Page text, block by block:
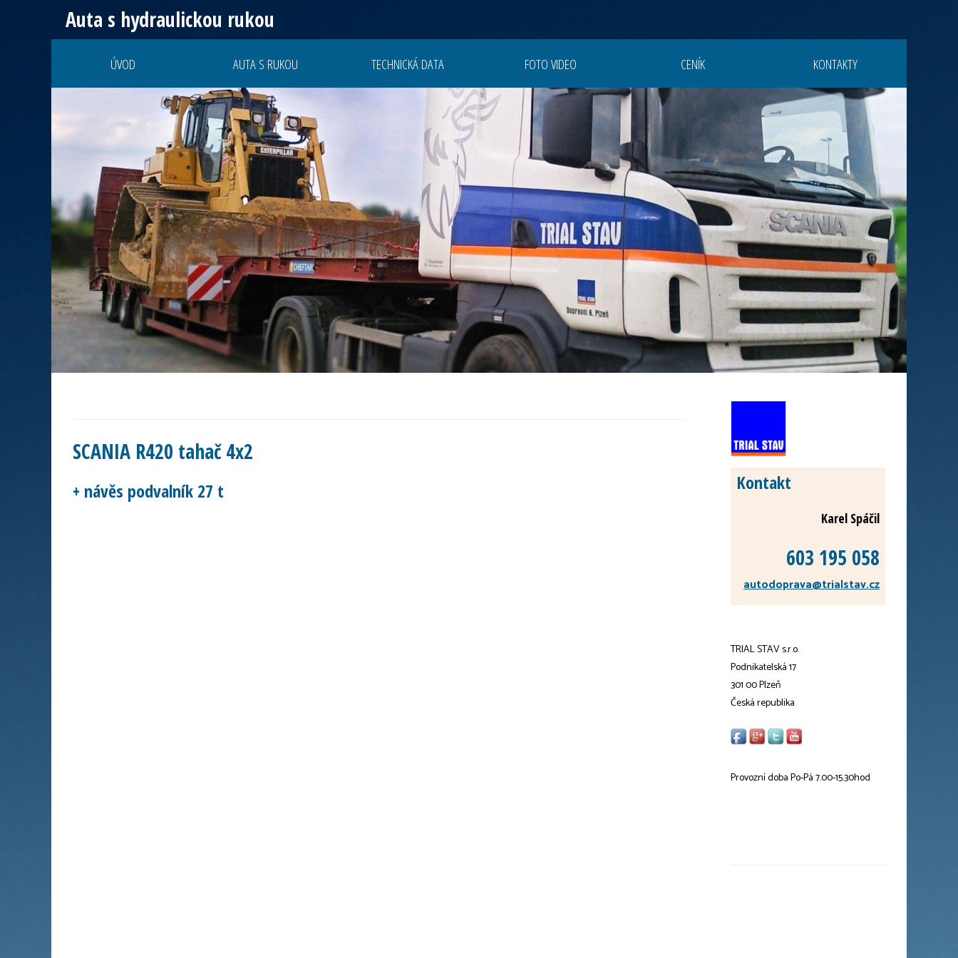
Auta s hydraulickou rukou
ÚVOD AUTA S RUKOU TECHNICKÁ DATA FOTO VIDEO CENÍK KONTAKTY
SCANIA R420 tahač 4x2
+ návěs podvalník 27 t Kontakt
Karel Spáčil
603 195 058
autodoprava@trialstav.cz
TRIAL STAV s.r.o.
Podnikatelská 17
301 00 Plzeň
Česká republika
Provozní doba Po-Pá 7.00-15.30hod